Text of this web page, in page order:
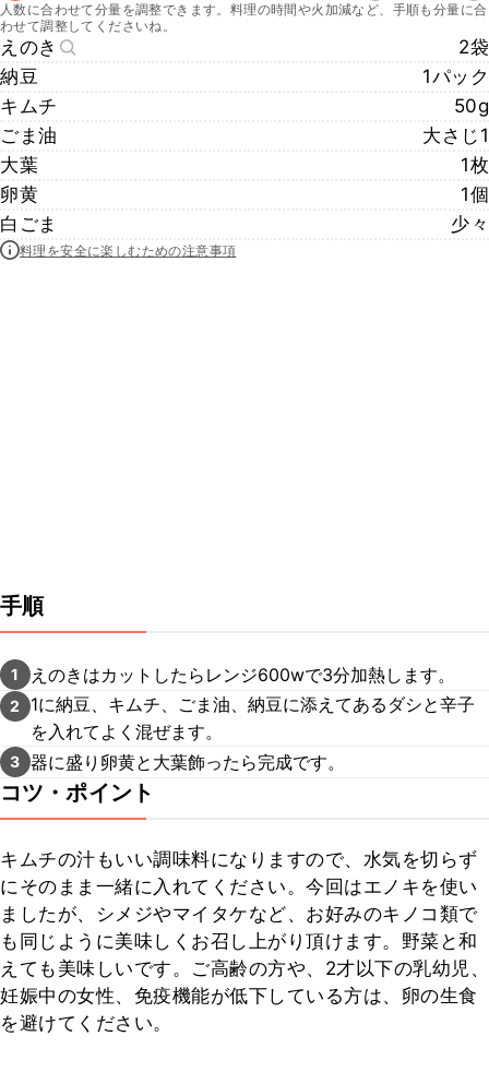
人数に合わせて分量を調整できます。料理の時間や火加減など、手順も分量に合
わせて調整してくださいね。
えのき
2袋
納豆
1パック
キムチ
50g
ごま油
大さじ1
大葉
1枚
卵黄
1個
白ごま
少々
料理を安全に楽しむための注意事項
手順
1 えのきはカットしたらレンジ600wで3分加熱します。
2
1に納豆、キムチ、ごま油、納豆に添えてあるダシと辛子
を入れてよく混ぜます。
3 器に盛り卵黄と大葉飾ったら完成です。
コツ・ポイント
キムチの汁もいい調味料になりますので、水気を切らず
にそのまま一緒に入れてください。今回はエノキを使い
ましたが、シメジやマイタケなど、お好みのキノコ類で
も同じように美味しくお召し上がり頂けます。野菜と和
えても美味しいです。ご高齢の方や、2才以下の乳幼児、
妊娠中の女性、免疫機能が低下している方は、卵の生食
を避けてください。